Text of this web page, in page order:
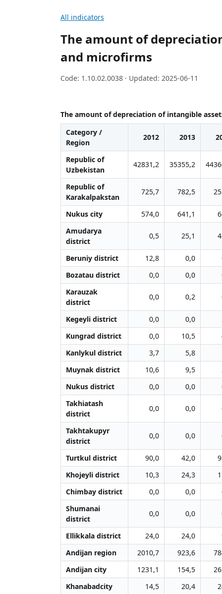
All indicators
The amount of
and microfirms
Code: 1.10.02.0038 · Updated: 2025-06-11
The amount of depreciation of intangible
Category /
Region
2012 2013
Republic of
Uzbekistan
42831,2 35355,2
Republic of
Karakalpakstan
725,7 782,5
Nukus city 574,0 641,1
Amudarya
district
0,5 25,1
Beruniy district 12,8 0,0
Bozatau district
0,0 0,0
Karauzak
district
0,0 0,2
Kegeyli district 0,0 0,0
Kungrad district
0,0 10,5
Kanlykul district
3,7 5,8
Muynak district
10,6 9,5
Nukus district
0,0 0,0
Takhiatash
district
0,0 0,0
Takhtakupyr
district
0,0 0,0
Turtkul district 90,0 42,0
Khojeyli district
10,3 24,3
Chimbay district
0,0 0,0
Shumanai
district
0,0 0,0
Ellikkala district 24,0 24,0
Andijan region
2010,7 923,6
Andijan city
1231,1 154,5
Khanabadcity
14,5 20,4